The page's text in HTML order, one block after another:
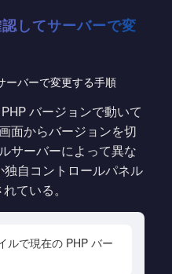
してサーバーで変
バージョンで動いて
面からバージョンを切
サーバーによって異な
独自コントロールパネル
ている。
ルで現在の PHP バー